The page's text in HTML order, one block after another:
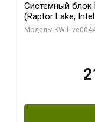
Системный блок
(Raptor Lake,
модуля)/ Gigabyte
Модель: KW-